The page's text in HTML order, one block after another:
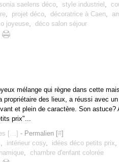
saelens déco, style industriel ,
, projet déco, décoratrice à Caen,
joyeuse, déco salon séjour
mélange qui règne dans cette
propriétaire des lieux, a réussi avec
et plein de caractère. Son astuce?
prix"...
[…] - Permalien [#]
, intérieur cosy, idées déco petits prix,
, chambre d'enfant colorée